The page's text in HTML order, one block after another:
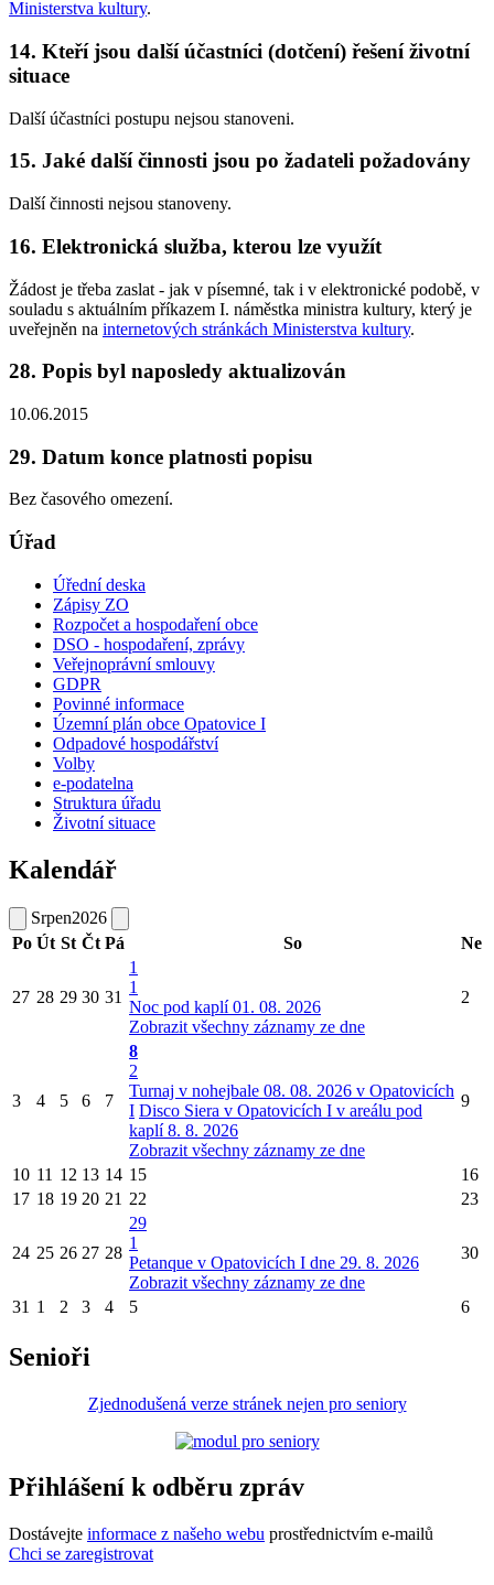
Ministerstva kultury.
14. Kteří jsou další účastníci (dotčení) řešení životní
situace
Další účastníci postupu nejsou stanoveni.
15. Jaké další činnosti jsou po žadateli požadovány
Další činnosti nejsou stanoveny.
16. Elektronická služba, kterou lze využít
Žádost je třeba zaslat - jak v písemné, tak i v elektronické podobě, v
souladu s aktuálním příkazem I. náměstka ministra kultury, který je
uveřejněn na internetových stránkách Ministerstva kultury.
28. Popis byl naposledy aktualizován
10.06.2015
29. Datum konce platnosti popisu
Bez časového omezení.
Úřad
Úřední deska
Zápisy ZO
Rozpočet a hospodaření obce
DSO - hospodaření, zprávy
Veřejnoprávní smlouvy
GDPR
Povinné informace
Územní plán obce Opatovice I
Odpadové hospodářství
Volby
e-podatelna
Struktura úřadu
Životní situace
Kalendář
Srpen2026
Po Út St Čt Pá So Ne
27 28 29 30 31
1
1
Noc pod kaplí 01. 08. 2026
Zobrazit všechny záznamy ze dne
2
3 4 5 6 7
8
2
Turnaj v nohejbale 08. 08. 2026 v Opatovicích
I Disco Siera v Opatovicích I v areálu pod
kaplí 8. 8. 2026
Zobrazit všechny záznamy ze dne
9
10 11 12 13 14 15
16
17 18 19 20 21 22 23
24 25 26 27 28
29
1
Petanque v Opatovicích I dne 29. 8. 2026
Zobrazit všechny záznamy ze dne
30
31 1 2 3 4 5 6
Senioři
Zjednodušená verze stránek nejen pro seniory
Přihlášení k odběru zpráv
Dostávejte informace z našeho webu prostřednictvím e-mailů
Chci se zaregistrovat